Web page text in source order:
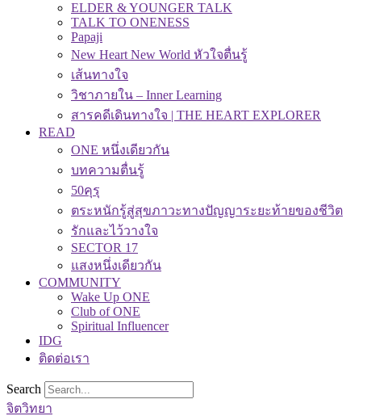
ELDER & YOUNGER TALK
TALK TO ONENESS
Papaji
New Heart New World หัวใจตื่นรู้
เส้นทางใจ
วิชาภายใน – Inner Learning
สารคดีเดินทางใจ | THE HEART EXPLORER
READ
ONE หนึ่งเดียวกัน
บทความตื่นรู้
50คุรุ
ตระหนักรู้สู่สุขภาวะทางปัญญาระยะท้ายของชีวิต
รักและไว้วางใจ
SECTOR 17
แสงหนึ่งเดียวกัน
COMMUNITY
Wake Up ONE
Club of ONE
Spiritual Influencer
IDG
ติดต่อเรา
Search
จิตวิทยา